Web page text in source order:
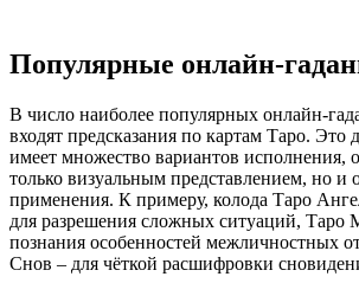
Популярные онлайн-
В число наиболее популярных онлайн-
входят предсказания по картам Таро. Это
имеет множество вариантов исполнения,
только визуальным представлением, но и
применения. К примеру, колода Таро
для разрешения сложных ситуаций, Таро
познания особенностей межличностных
Снов – для чёткой расшифровки